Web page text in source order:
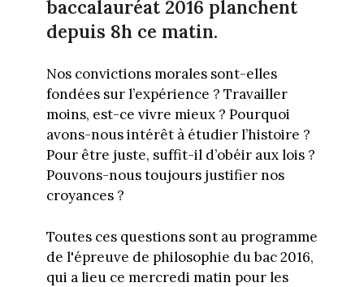
baccalauréat 2016 planchent
depuis 8h ce matin.
Nos convictions morales sont-elles
fondées sur l’expérience ? Travailler
moins, est-ce vivre mieux ? Pourquoi
avons-nous intérêt à étudier l’histoire ?
Pour être juste, suffit-il d’obéir aux lois ?
Pouvons-nous toujours justifier nos
croyances ?
Toutes ces questions sont au programme
de l'épreuve de philosophie du bac 2016,
qui a lieu ce mercredi matin pour les